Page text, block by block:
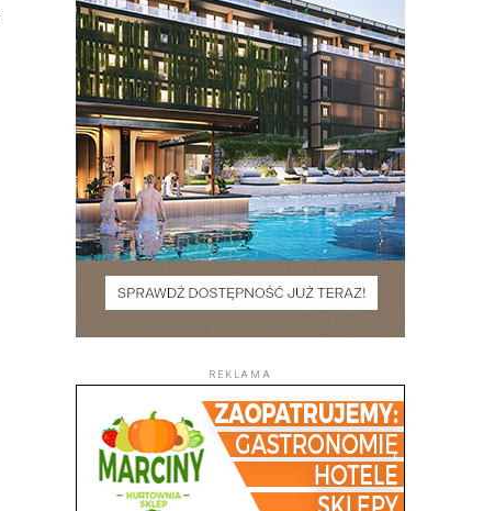
REKLAMA